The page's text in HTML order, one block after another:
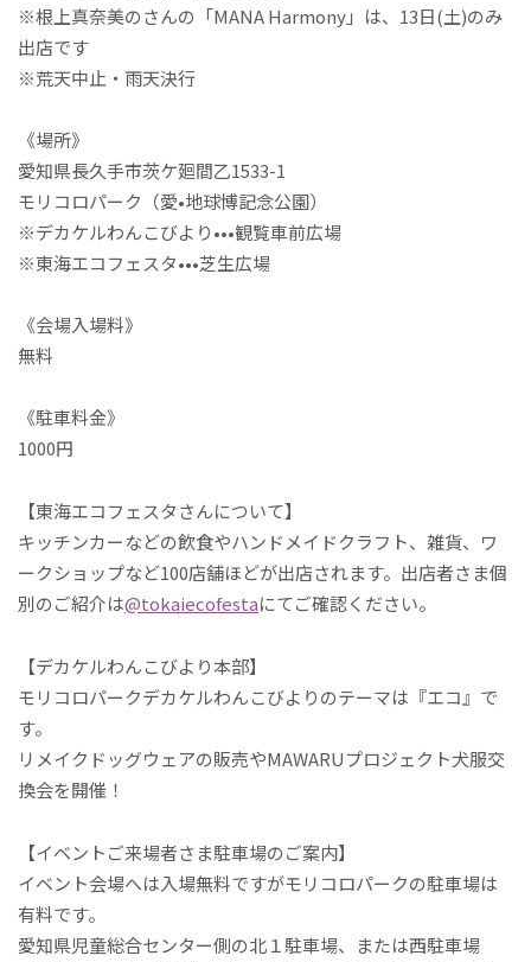
※根上真奈美のさんの「MANA Harmony」は、13日(土)のみ
出店です
※荒天中止・雨天決行
《場所》
愛知県長久手市茨ケ廻間乙1533-1
モリコロパーク（愛•地球博記念公園）
※デカケルわんこびより•••観覧車前広場
※東海エコフェスタ•••芝生広場
《会場入場料》
無料
《駐車料金》
1000円
【東海エコフェスタさんについて】
キッチンカーなどの飲食やハンドメイドクラフト、雑貨、ワ
ークショップなど100店舗ほどが出店されます。出店者さま個
別のご紹介は@tokaiecofestaにてご確認ください。
【デカケルわんこびより本部】
モリコロパークデカケルわんこびよりのテーマは『エコ』で
す。
リメイクドッグウェアの販売やMAWARUプロジェクト犬服交
換会を開催！
【イベントご来場者さま駐車場のご案内】
イベント会場へは入場無料ですがモリコロパークの駐車場は
有料です。
愛知県児童総合センター側の北１駐車場、または西駐車場